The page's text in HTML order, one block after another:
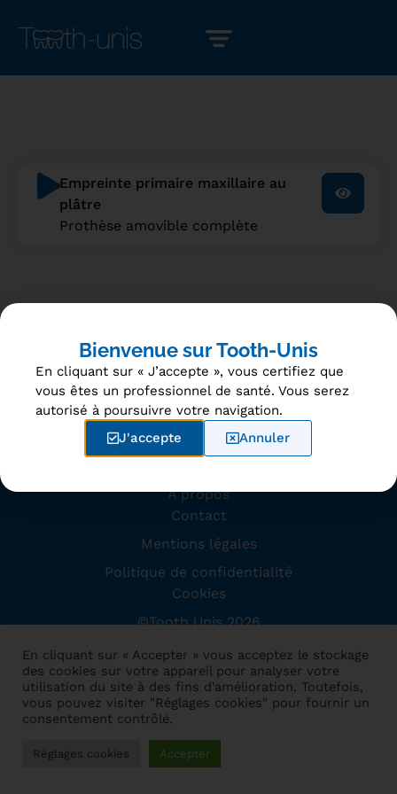
Empreinte primaire maxillaire au
plâtre
Prothèse amovible complète
Accueil
À propos
Contact
Mentions légales
Politique de confidentialité
Cookies
©Tooth Unis 2026
En cliquant sur « Accepter » vous acceptez le stockage
des cookies sur votre appareil pour analyser votre
utilisation du site à des fins d'amélioration. Toutefois,
vous pouvez visiter "Réglages cookies" pour fournir un
consentement contrôlé.
Réglages cookies Accepter
Bienvenue sur Tooth-Unis
En cliquant sur « J’accepte », vous certifiez que
vous êtes un professionnel de santé. Vous serez
autorisé à poursuivre votre navigation.
J'accepte
Annuler